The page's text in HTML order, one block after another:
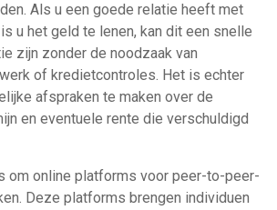
Als u een goede relatie heeft met
u het geld te lenen, kan dit een snelle
zijn zonder de noodzaak van
of kredietcontroles. Het is echter
afspraken te maken over de
en eventuele rente die verschuldigd
om online platforms voor peer-to-peer-
Deze platforms brengen individuen